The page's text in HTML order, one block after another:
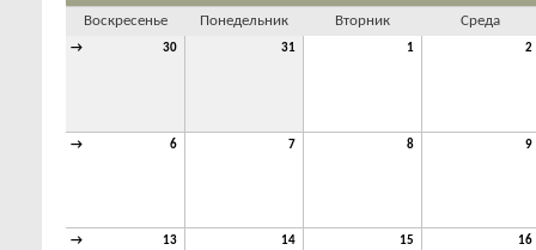
Воскресенье Понедельник Вторник Среда
→ 30 31 1 2
→ 6 7 8 9
→ 13 14 15 16